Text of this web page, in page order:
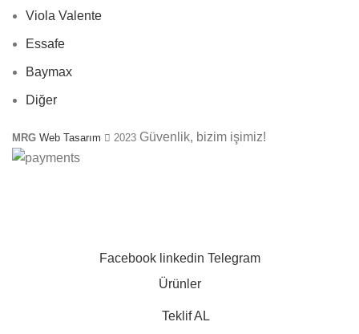
Viola Valente
Essafe
Baymax
Diğer
MRG Web Tasarım 2023 Güvenlik, bizim işimiz!
Facebook linkedin Telegram
Ürünler
Teklif AL